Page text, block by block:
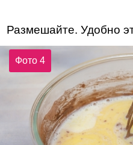
Размешайте. Удобно
Фото 4